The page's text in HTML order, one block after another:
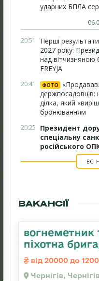
ударних БПЛА
20:51
Перші
2027 року:
над вітчизняною
FREYJA
20:41 ФОТО
держпосадовців:
ділка, який
бронюванням
20:25
Президент
спеціальну
російського
ВСІ
ВАКАНСІЇ
вогнеметник
піхотна
від 20000 до
Чернігів,